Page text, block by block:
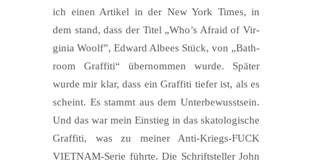
ich einen Arti­kel in der New York Times, in
dem stand, dass der Titel „Who’s Afraid of Vir­
gi­nia Woolf”, Edward Albees Stück, von „Bath­
room Graf­fi­ti“ über­nom­men wur­de. Spä­ter
wur­de mir klar, dass ein Graf­fi­ti tie­fer ist, als es
scheint. Es stammt aus dem Unter­be­wusst­sein.
Und das war mein Ein­stieg in das skato­lo­gi­sche
Graf­fi­ti, was zu mei­ner Anti-Kriegs-FUCK
VIET­NAM-Serie führ­te. Die Schrift­stel­ler John